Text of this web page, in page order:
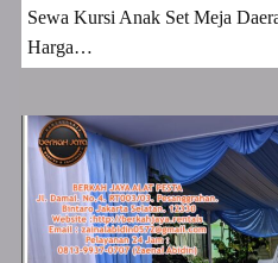
Sewa Kursi Anak Set Meja
Harga…